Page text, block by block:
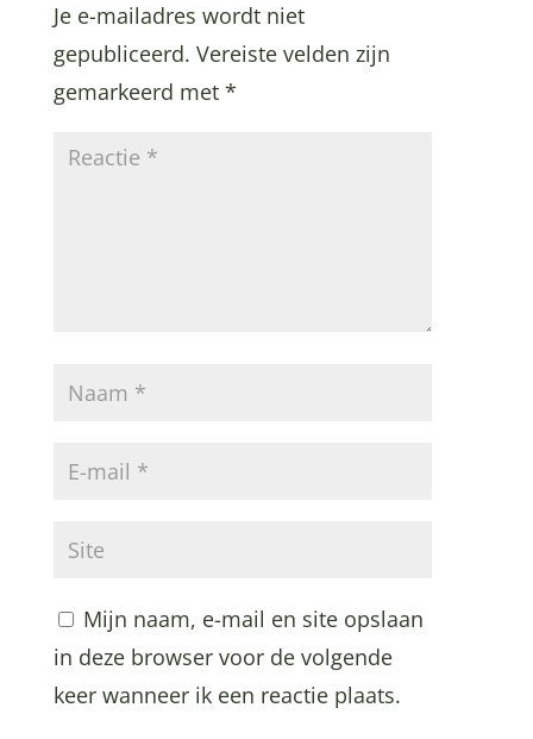
Je e-mailadres wordt niet
gepubliceerd. Vereiste velden zijn
gemarkeerd met *
Mijn naam, e-mail en site opslaan
in deze browser voor de volgende
keer wanneer ik een reactie plaats.